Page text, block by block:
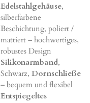
Edelstahlgehäuse,
silberfarbene
Beschichtung, poliert /
mattiert – hochwertiges,
robustes Design
Silikonarmband,
Schwarz, Dornschließe
– bequem und flexibel
Entspiegeltes